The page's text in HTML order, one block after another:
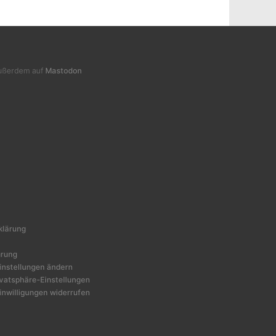
auf Mastodon
ändern
Einstellungen
widerrufen